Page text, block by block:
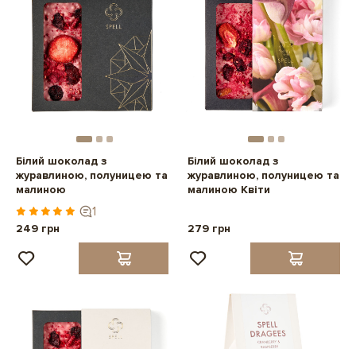
Білий шоколад з
журавлиною, полуницею та
малиною
1
249 грн
Білий шоколад з
журавлиною, полуницею та
малиною Квіти
279 грн